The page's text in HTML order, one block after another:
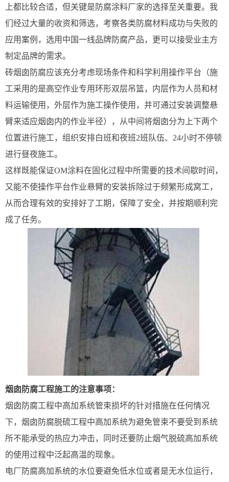
上都比较合适，但关键是防腐涂料厂家的选择至关重要。我
们经过大量的收资和筛选，考察各类防腐材料成功与失败的
应用案例，选用中国一线品牌防腐产品，更可以接受业主方
制定品牌的需求。
砖烟囱防腐应该充分考虑现场条件和科学利用操作平台（施
工采用的是高空作业专用环形双层吊篮，内层作为人员和材
料运输使用，外层作为施工操作使用，并可通过安装调整悬
臂来适应烟囱内的作业半径），从中间将烟囱分为上下两个
位置进行施工，组织安排白班和夜班2班队伍、24小时不停顿
进行昼夜施工。
这样既能保证OM涂料在固化过程中所需要的技术间歇时间，
又能不使操作平台作业悬臂的安装拆除过于频繁形成窝工，
从而合理有效的安排好了工期，保障了安全，并按期顺利完
成了任务。
烟囱防腐工程施工的注意事项：
烟囱防腐工程中高加系统管束损坏的针对措施在任何情况
下，烟囱防腐脱硫工程中高加系统为避免管束不要受到系统
所不能承受的热应力冲击，同时还要防止烟气脱硫高加系统
的使用过程中泛起高温的现象。
电厂防腐高加系统的水位要避免低水位或者是无水位运行，